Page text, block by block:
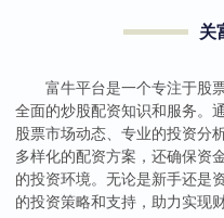
关
富牛平台是一个专注于股
全面的炒股配资知识和服务。
股票市场动态、专业的投资分
多样化的配资方案，还确保资
的投资环境。无论是新手还是
的投资策略和支持，助力实现财